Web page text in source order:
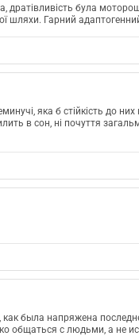
дратівливість була
шляхи. Гарний
яка б стійкість до
в сон, ні почуття
была напряжена
общаться с людьми, а не